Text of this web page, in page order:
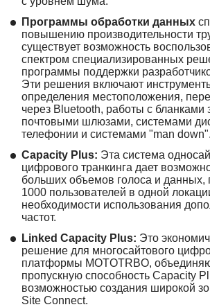
Программы обработки данных
повышению производительности
существует возможность
спектром специализированных
программы поддержки
Эти решения включают
определения местоположения,
через Bluetooth, работы с бланками
почтовыми шлюзами, системами
телефонии и системами "man down".
Capacity Plus: Эта система
цифрового транкинга дает
больших объемов голоса и данных,
1000 пользователей в одной
необходимости использования
частот.
Linked Capacity Plus: Это
решение для многосайтового
платформы MOTOTRBO,
пропускную способность Capacity
возможностью создания широкой
Site Connect.